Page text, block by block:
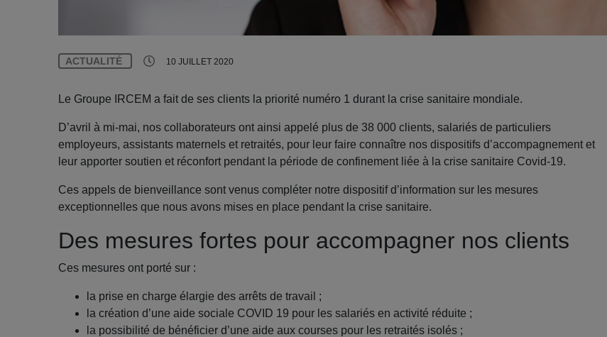
ACTUALITÉ 10 JUILLET 2020
Le Groupe IRCEM a fait de ses clients la priorité numéro 1 durant la crise sanitaire mondiale.
D’avril à mi-mai, nos collaborateurs ont ainsi appelé plus de 38 000 clients, salariés de particuliers
employeurs, assistants maternels et retraités, pour leur faire connaître nos dispositifs d’accompagnement et
leur apporter soutien et réconfort pendant la période de confinement liée à la crise sanitaire Covid-19.
Ces appels de bienveillance sont venus compléter notre dispositif d’information sur les mesures
exceptionnelles que nous avons mises en place pendant la crise sanitaire.
Des mesures fortes pour accompagner nos clients
Ces mesures ont porté sur :
la prise en charge élargie des arrêts de travail ;
la création d’une aide sociale COVID 19 pour les salariés en activité réduite ;
la possibilité de bénéficier d’une aide aux courses pour les retraités isolés ;